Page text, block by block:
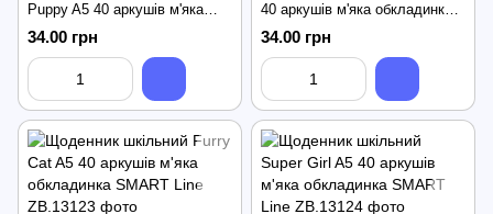
Puppy A5 40 аркушів м'яка
обкладинка SMART Line
34.00 грн
40 аркушів м'яка обкладинка
SMART Line
34.00 грн